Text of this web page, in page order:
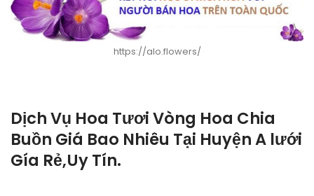
https://alo.flowers/
Dịch Vụ Hoa Tươi Vòng Hoa Chia
Buồn Giá Bao Nhiêu Tại Huyện A lưới
Gía Rẻ,Uy Tín.